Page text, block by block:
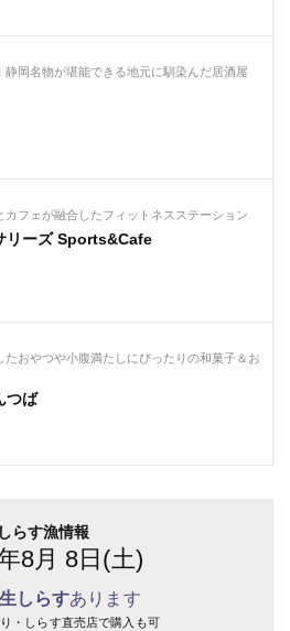
静岡名物が堪能できる地元に馴染んだ居酒屋
カフェが融合したフィットネスステーション
リーズ Sports&Cafe
たおやつや小腹満たしにぴったりの和菓子＆お
つば
しらす漁情報
8月 8日(土)
しらすあります
・しらす直売店で購入も可